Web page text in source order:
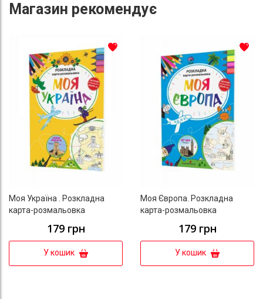
Магазин рекомендує
Моя Україна . Розкладна
карта-розмальовка
179 грн
У кошик
До списку бажань
Моя Європа. Розкладна
карта-розмальовка
179 грн
У кошик